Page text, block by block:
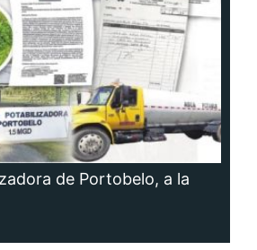
de Portobelo, a la